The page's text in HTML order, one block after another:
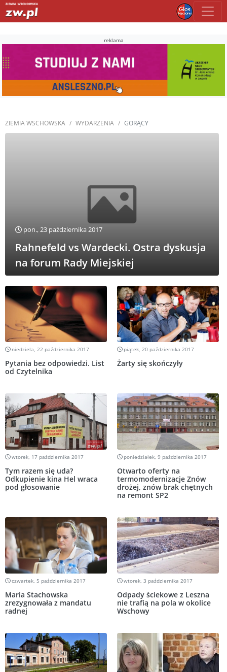
reklama
ZIEMIA WSCHOWSKA WYDARZENIA GORĄCY
pon., 23 października 2017
Rahnefeld vs Wardecki. Ostra dyskusja
na forum Rady Miejskiej
niedziela, 22 października 2017
Pytania bez odpowiedzi. List
od Czytelnika
piątek, 20 października 2017
Żarty się skończyły
wtorek, 17 października 2017
Tym razem się uda?
Odkupienie kina Hel wraca
pod głosowanie
poniedziałek, 9 października 2017
Otwarto oferty na
termomodernizacje Znów
drożej, znów brak chętnych
na remont SP2
czwartek, 5 października 2017
Maria Stachowska
zrezygnowała z mandatu
radnej
wtorek, 3 października 2017
Odpady ściekowe z Leszna
nie trafią na pola w okolice
Wschowy